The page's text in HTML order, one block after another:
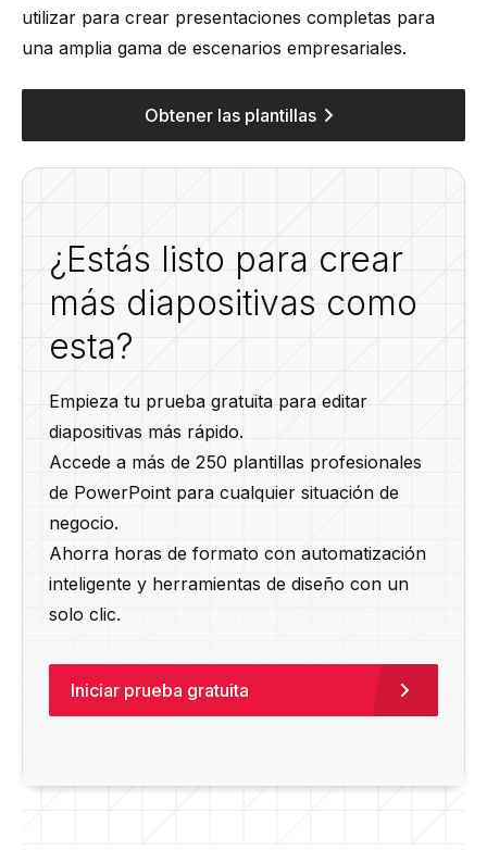
utilizar para crear presentaciones completas para
una amplia gama de escenarios empresariales.
Obtener las plantillas
¿Estás listo para crear
más diapositivas como
esta?
Empieza tu prueba gratuita para editar
diapositivas más rápido.
Accede a más de 250 plantillas profesionales
de PowerPoint para cualquier situación de
negocio.
Ahorra horas de formato con automatización
inteligente y herramientas de diseño con un
solo clic.
Iniciar prueba gratuita